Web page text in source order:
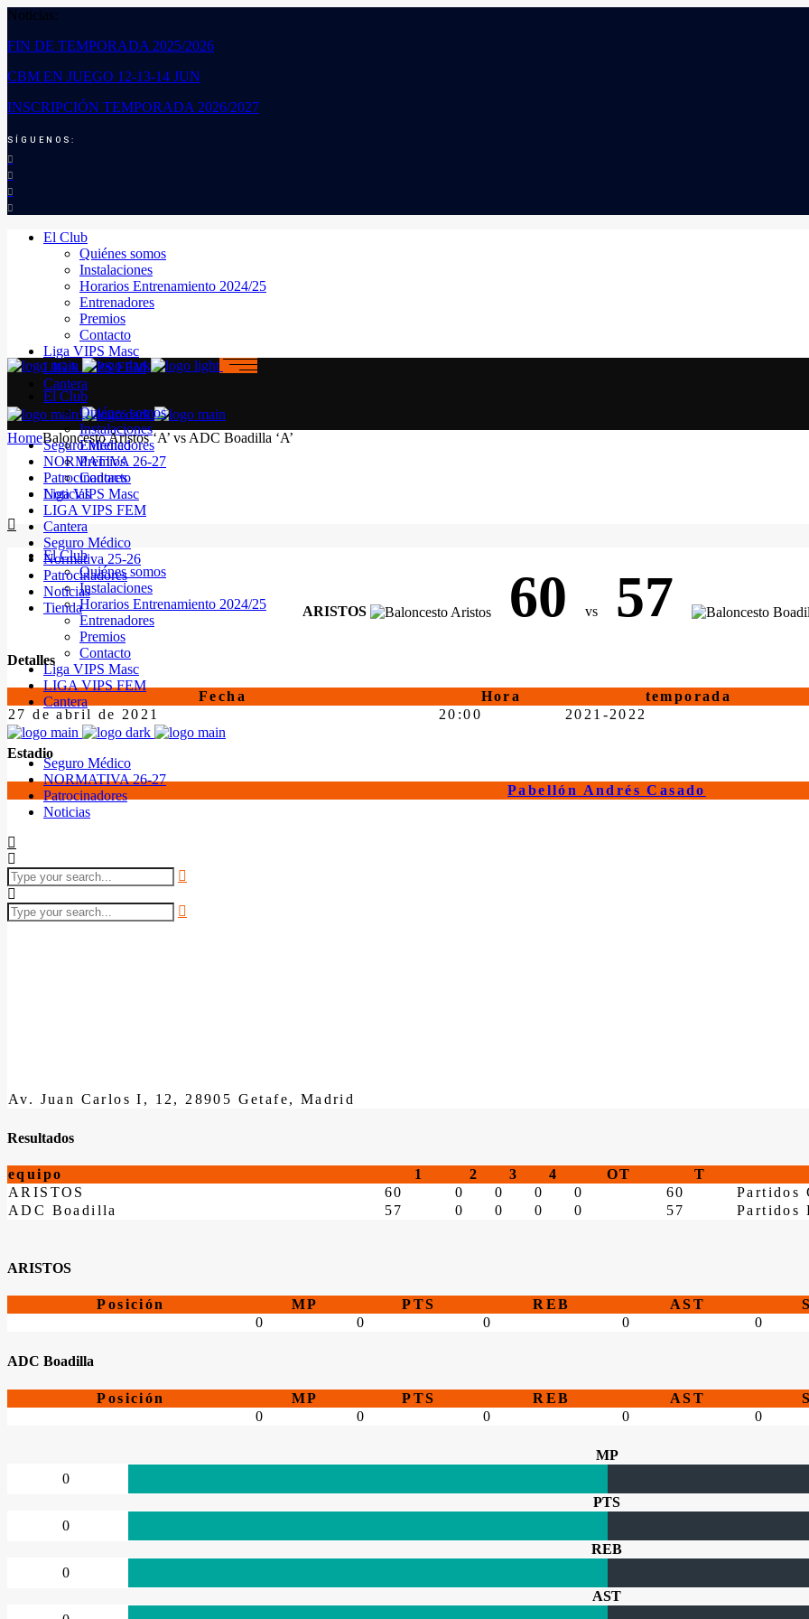
Noticias:
FIN DE TEMPORADA 2025/2026
CBM EN JUEGO 12-13-14 JUN
INSCRIPCIÓN TEMPORADA 2026/2027
SÍGUENOS:
El Club
Quiénes somos
Instalaciones
Horarios Entrenamiento 2024/25
Entrenadores
Premios
Contacto
Liga VIPS Masc
LIGA VIPS FEM
Cantera
Seguro Médico
NORMATIVA 26-27
Patrocinadores
Noticias
El Club
Quiénes somos
Instalaciones
Horarios Entrenamiento 2024/25
Entrenadores
Premios
Contacto
Liga VIPS Masc
LIGA VIPS FEM
Cantera
Seguro Médico
NORMATIVA 26-27
Patrocinadores
Noticias
El Club
Quiénes somos
Instalaciones
Entrenadores
Premios
Contacto
Liga VIPS Masc
LIGA VIPS FEM
Cantera
Seguro Médico
Normativa 25-26
Patrocinadores
Noticias
Tienda
HomeBaloncesto Aristos ‘A’ vs ADC Boadilla ‘A’
ARISTOS 60 vs 57
Detalles
Fecha Hora temporada
27 de abril de 2021
20:00 2021-2022
Estadio
Pabellón Andrés Casado
Av. Juan Carlos I, 12, 28905 Getafe, Madrid
Resultados
equipo 1 2 3 4 OT T
ARISTOS
60 0 0 0 0 60
Partidos
ADC Boadilla
57 0 0 0 0 57 Partidos
ARISTOS
Posición MP PTS REB AST
0
0 0 0 0
ADC Boadilla
Posición MP PTS REB AST
0
0 0 0 0
MP
0
PTS
0
REB
0
AST